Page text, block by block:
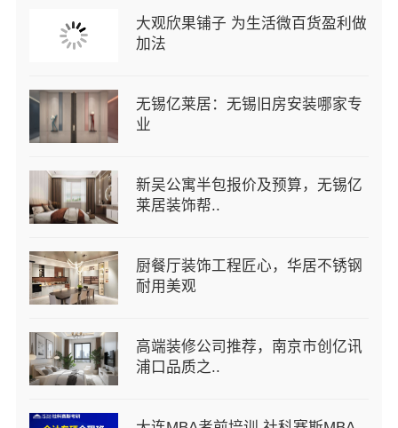
大观欣果铺子 为生活微百货盈利做
加法
无锡亿莱居：无锡旧房安装哪家专
业
新吴公寓半包报价及预算，无锡亿
莱居装饰帮..
厨餐厅装饰工程匠心，华居不锈钢
耐用美观
高端装修公司推荐，南京市创亿讯
浦口品质之..